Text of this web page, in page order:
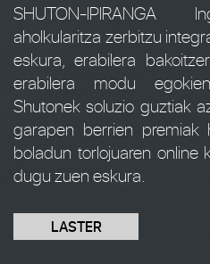
SHUTON-IPIRANGA
aholkularitza zerbitzu
eskura, erabilera
erabilera modu
Shutonek soluzio guztiak
garapen berrien premiak
boladun torlojuaren online
dugu zuen eskura.
LASTER